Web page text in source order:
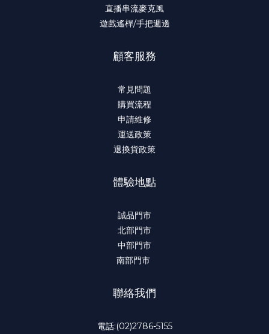
直播串流麥克風
遊戲遙桿/手把週邊
顧客服務
常見問題
購買流程
申請維修
運送政策
退換貨政策
體驗地點
誠品門市
北部門市
中部門市
南部門市
聯絡我們
電話:(02)2786-5155